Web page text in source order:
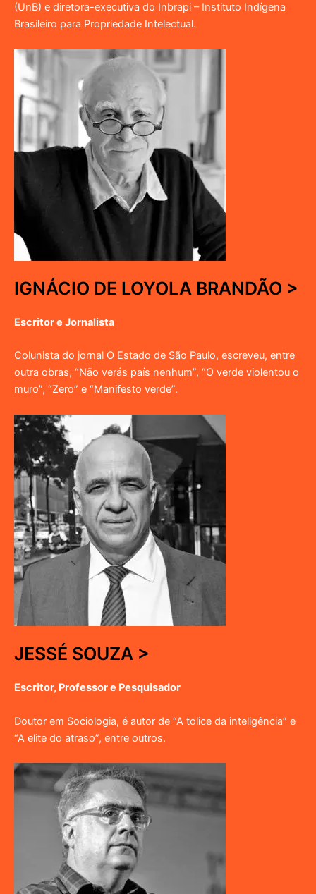
(UnB) e diretora-executiva do Inbrapi – Instituto Indígena
Brasileiro para Propriedade Intelectual.
IGNÁCIO DE LOYOLA BRANDÃO >
Escritor e Jornalista
Colunista do jornal O Estado de São Paulo, escreveu, entre
outra obras, “Não verás país nenhum”, “O verde violentou o
muro”, “Zero” e “Manifesto verde”.
JESSÉ SOUZA >
Escritor, Professor e Pesquisador
Doutor em Sociologia, é autor de “A tolice da inteligência” e
“A elite do atraso”, entre outros.